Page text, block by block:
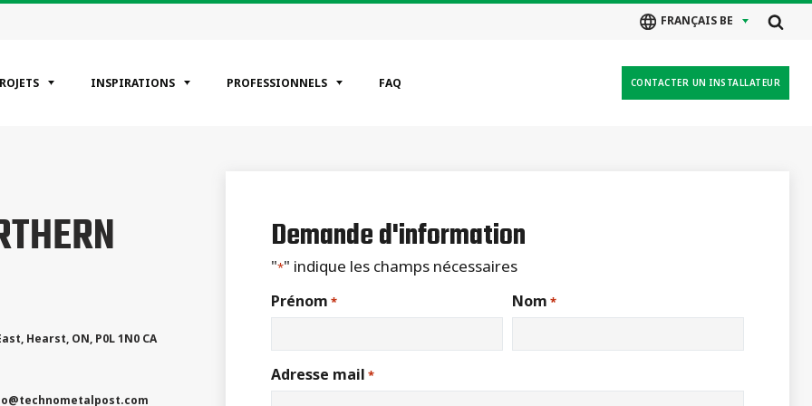
FRANÇAIS BE
INSPIRATIONS PROFESSIONNELS FAQ CONTACTER UN INSTALLATEUR
, Hearst, ON, P0L 1N0 CA
@technometalpost.com
Demande d'information
"*" indique les champs nécessaires
Prénom * Nom *
Adresse mail *